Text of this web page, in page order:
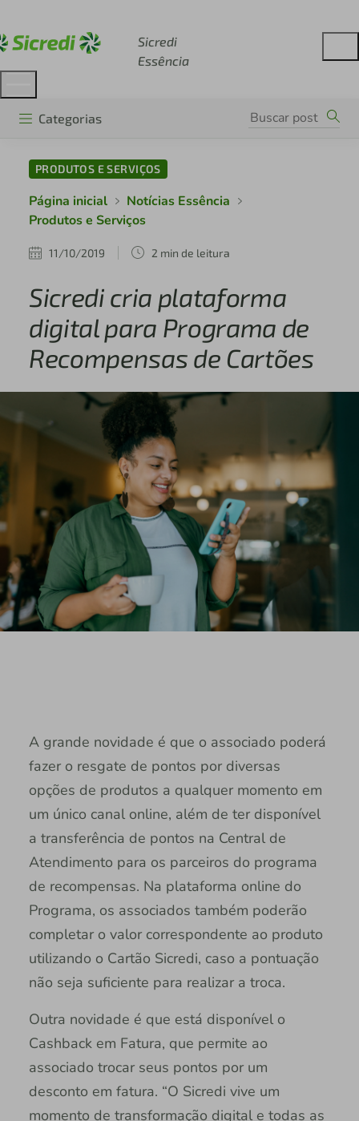
Sicredi
Essência
Categorias
PRODUTOS E SERVIÇOS
Página inicial
Notícias Essência
Produtos e Serviços
11/10/2019 2 min de leitura
Sicredi cria plataforma
digital para Programa de
Recompensas de Cartões
A grande novidade é que o associado poderá
fazer o resgate de pontos por diversas
opções de produtos a qualquer momento em
um único canal online, além de ter disponível
a transferência de pontos na Central de
Atendimento para os parceiros do programa
de recompensas. Na plataforma online do
Programa, os associados também poderão
completar o valor correspondente ao produto
utilizando o Cartão Sicredi, caso a pontuação
não seja suficiente para realizar a troca.
Outra novidade é que está disponível o
Cashback em Fatura, que permite ao
associado trocar seus pontos por um
desconto em fatura. “O Sicredi vive um
momento de transformação digital e todas as